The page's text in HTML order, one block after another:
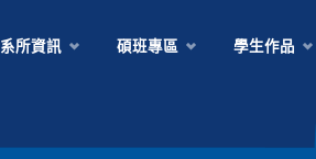
系所資訊 碩班專區 學生作品